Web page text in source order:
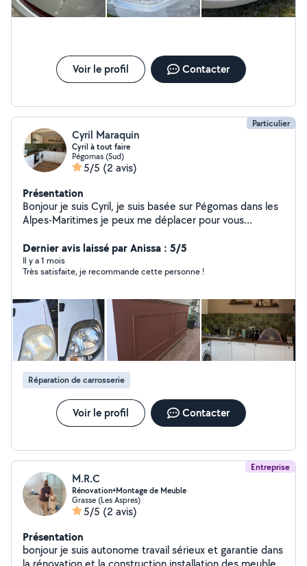
Voir le profil Contacter
Particulier
Cyril Maraquin
Cyril à tout faire
Pégomas (Sud)
5/5 (2 avis)
Présentation
Bonjour je suis Cyril, je suis basée sur Pégomas dans les
Alpes-Maritimes je peux me déplacer pour vous
quotidien Peinture intérieure (préparation, application
soignée,finition propre...) Montage assemblage meuble
en tout genre (cuisine en kit, dressing,meubles...)
Renovation phares opaque de voitures pour les rendre
en état optimal Petits travaux de jardinage
(désherbage,tondeuse...) Contactez moi dès que vous
en avez besoin car je suis très flexible et disponible sur
mes horaires.
Dernier avis laissé par Anissa : 5/5
Il y a 1 mois
Très satisfaite, je recommande cette personne !
Réparation de carrosserie
Voir le profil Contacter
Entreprise
M.R.C
Rénovation+Montage de Meuble
Grasse (Les Aspres)
5/5 (2 avis)
Présentation
bonjour je suis autonome travail sérieux et garantie dans